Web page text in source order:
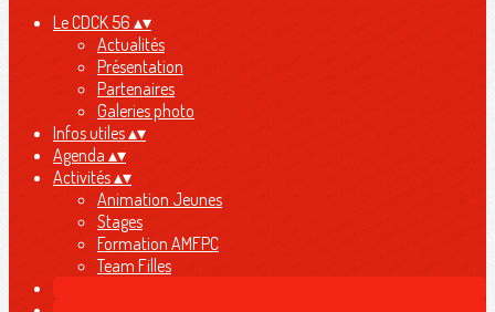
Le CDCK 56 ▴▾
Actualités
Présentation
Partenaires
Galeries photo
Infos utiles▴▾
Agenda ▴▾
Activités▴▾
Animation Jeunes
Stages
Formation AMFPC
Team Filles